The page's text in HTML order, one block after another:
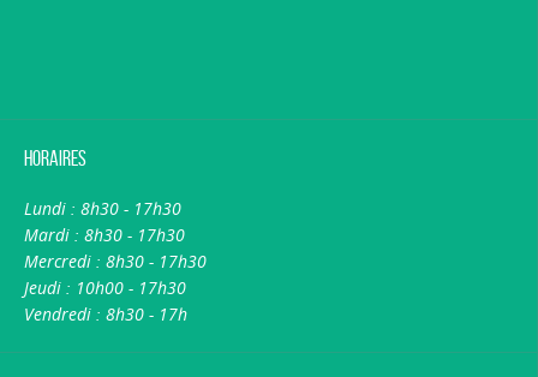
Horaires
Lundi : 8h30 - 17h30
Mardi : 8h30 - 17h30
Mercredi : 8h30 - 17h30
Jeudi : 10h00 - 17h30
Vendredi : 8h30 - 17h